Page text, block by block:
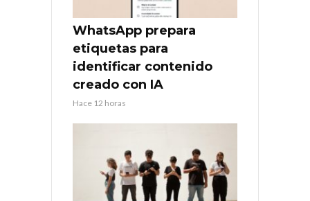
WhatsApp prepara
etiquetas para
identificar contenido
creado con IA
Hace 12 horas